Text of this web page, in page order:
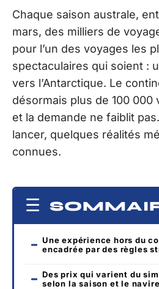
Chaque saison australe,
mars, des milliers de
pour l’un des voyages les
spectaculaires qui soient :
vers l’Antarctique. Le
désormais plus de 100 000
et la demande ne faiblit
lancer, quelques réalités
connues.
Une expérience hors du
encadrée par des règles
Des prix qui varient du
selon la saison et le navire